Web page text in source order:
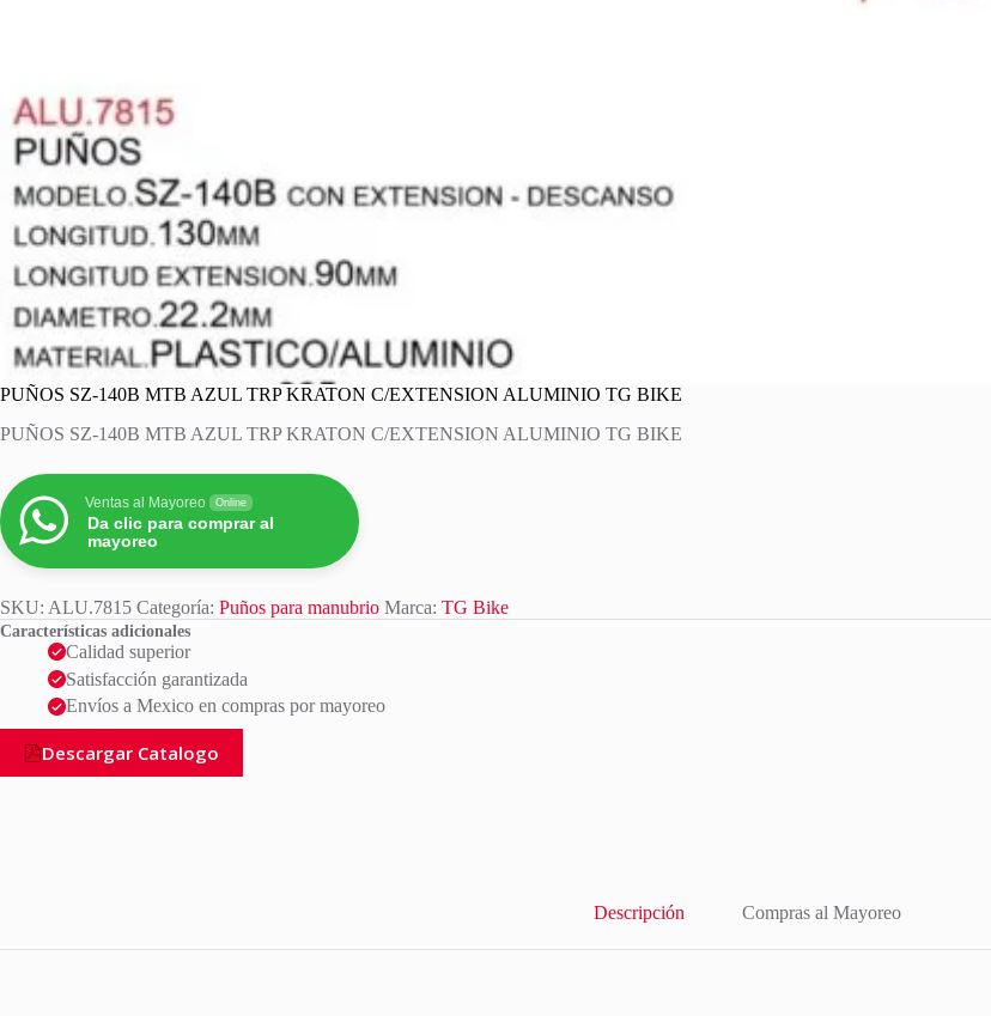
PUÑOS SZ-140B MTB AZUL TRP KRATON C/EXTENSION ALUMINIO TG BIKE
PUÑOS SZ-140B MTB AZUL TRP KRATON C/EXTENSION ALUMINIO TG BIKE
Ventas al Mayoreo Online
Da clic para comprar al
mayoreo
SKU: ALU.7815 Categoría: Puños para manubrio Marca: TG Bike
Características adicionales
Calidad superior
Satisfacción garantizada
Envíos a Mexico en compras por mayoreo
Descargar Catalogo
Descripción Compras al Mayoreo